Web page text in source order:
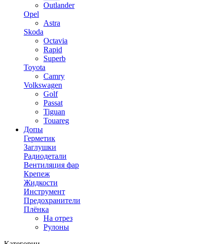
Outlander
Opel
Astra
Skoda
Octavia
Rapid
Superb
Toyota
Camry
Volkswagen
Golf
Passat
Tiguan
Touareg
Допы
Герметик
Заглушки
Радиодетали
Вентиляция фар
Крепеж
Жидкости
Инструмент
Предохранители
Плёнка
На отрез
Рулоны